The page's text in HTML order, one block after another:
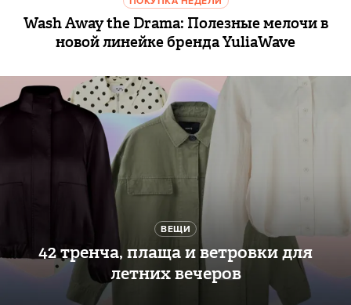
Wash Away the Drama: Полезные мелочи в
новой линейке бренда YuliaWave
ВЕЩИ
42 тренча, плаща и ветровки для
летних вечеров